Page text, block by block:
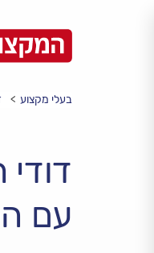
בעלי מקצוע
עם